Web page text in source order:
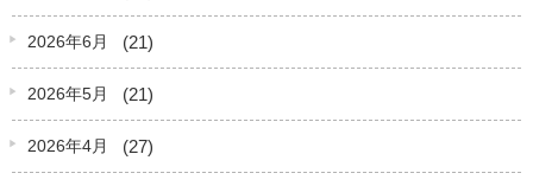
2026年6月 (21)
2026年5月 (21)
2026年4月 (27)